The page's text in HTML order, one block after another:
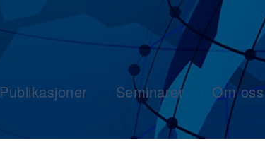
Publikasjoner Seminarer Om oss